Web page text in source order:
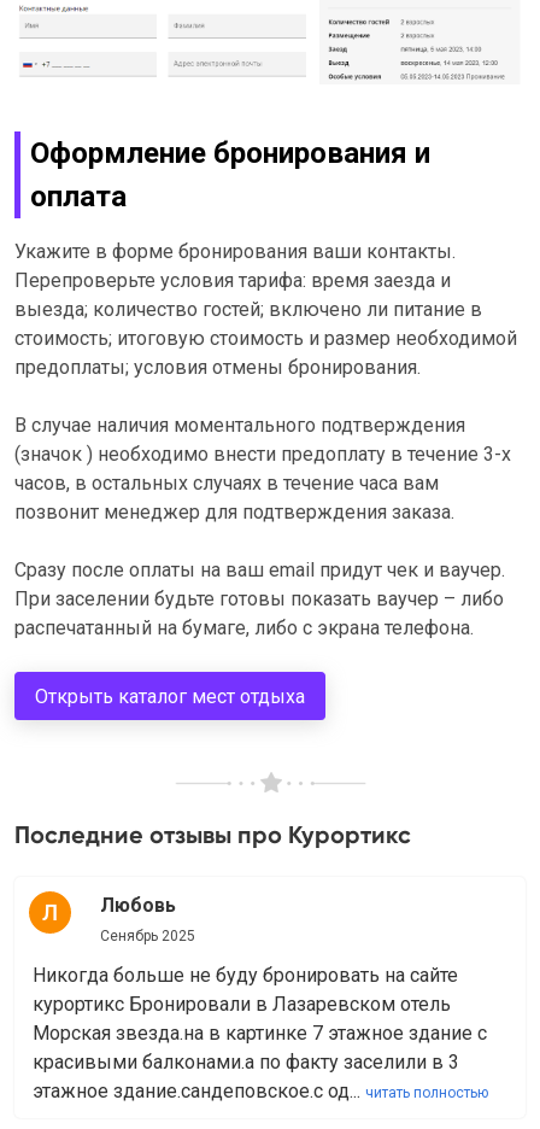
Оформление бронирования и
оплата
Укажите в форме бронирования ваши контакты.
Перепроверьте условия тарифа: время заезда и
выезда; количество гостей; включено ли питание в
стоимость; итоговую стоимость и размер необходимой
предоплаты; условия отмены бронирования.
В случае наличия моментального подтверждения
(значок ) необходимо внести предоплату в течение 3-х
часов, в остальных случаях в течение часа вам
позвонит менеджер для подтверждения заказа.
Сразу после оплаты на ваш email придут чек и ваучер.
При заселении будьте готовы показать ваучер – либо
распечатанный на бумаге, либо с экрана телефона.
Открыть каталог мест отдыха
Последние отзывы про Курортикс
Любовь
Сенябрь 2025
Никогда больше не буду бронировать на сайте
курортикс Бронировали в Лазаревском отель
Морская звезда.на в картинке 7 этажное здание с
красивыми балконами.а по факту заселили в 3
этажное здание.сандеповское.с од... читать полностью